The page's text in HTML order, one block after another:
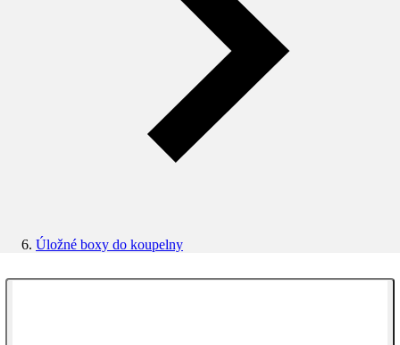
Úložné boxy do koupelny